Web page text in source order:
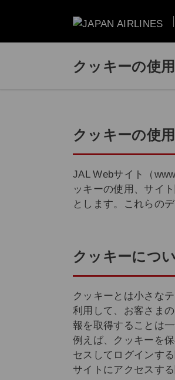
クッキーの使
クッキーの使
JAL Webサイト（
ッキーの使用、サイ
とします。これらの
クッキーにつ
クッキーとは小さな
利用して、お客さま
報を取得することは一
例えば、クッキーを
セスしてログインす
サイトにアクセスす